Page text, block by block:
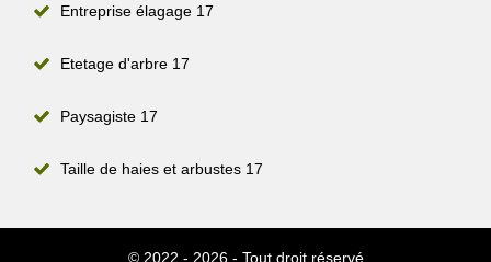
Entreprise élagage 17
Etetage d'arbre 17
Paysagiste 17
Taille de haies et arbustes 17
© 2022 - 2026 - Tout droit réservé